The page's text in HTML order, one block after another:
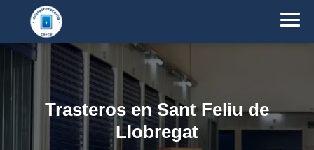
Trasteros en Sant Feliu de
Llobregat